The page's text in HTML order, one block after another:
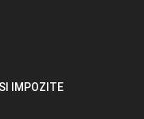
IMPOZITE